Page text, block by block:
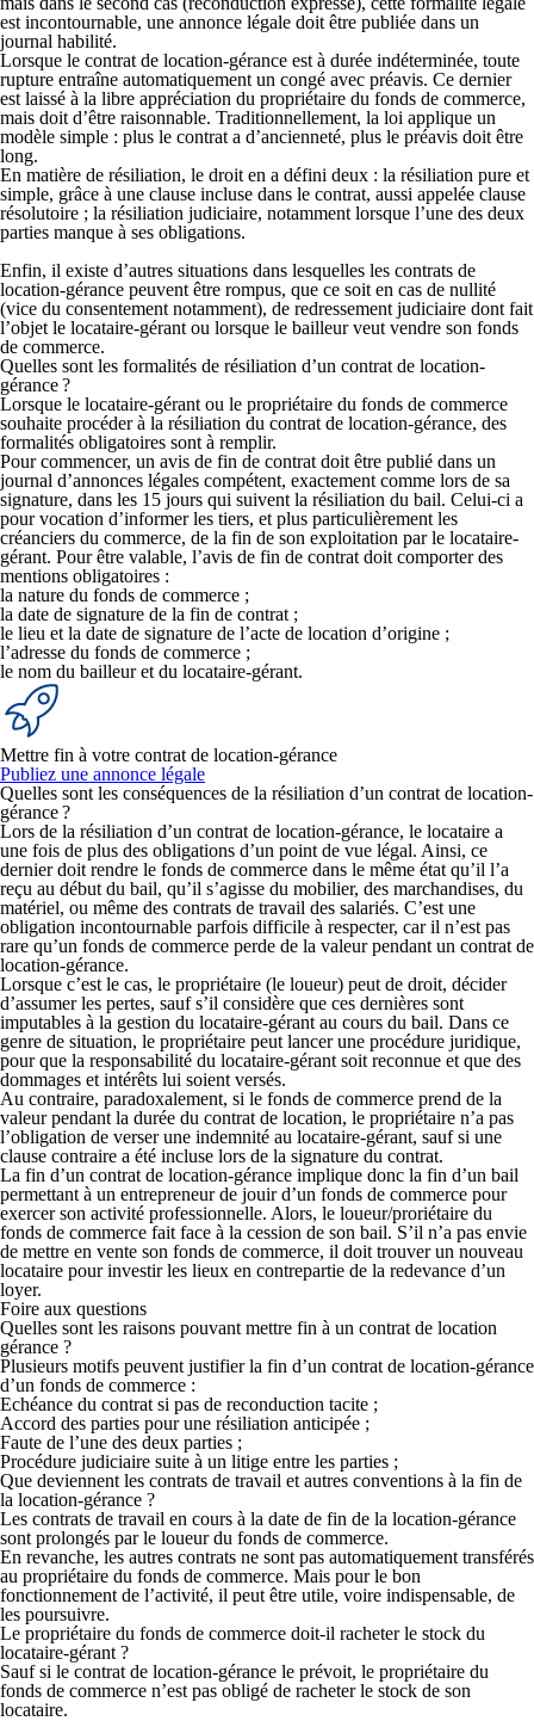
est incontournable, une annonce légale doit être publiée dans un
journal habilité.
Lorsque le contrat de location-gérance est à durée indéterminée, toute
rupture entraîne automatiquement un congé avec préavis. Ce dernier
est laissé à la libre appréciation du propriétaire du fonds de commerce,
mais doit d’être raisonnable. Traditionnellement, la loi applique un
modèle simple : plus le contrat a d’ancienneté, plus le préavis doit être
long.
En matière de résiliation, le droit en a défini deux : la résiliation pure et
simple, grâce à une clause incluse dans le contrat, aussi appelée clause
résolutoire ; la résiliation judiciaire, notamment lorsque l’une des deux
parties manque à ses obligations.
Enfin, il existe d’autres situations dans lesquelles les contrats de
location-gérance peuvent être rompus, que ce soit en cas de nullité
(vice du consentement notamment), de redressement judiciaire dont fait
l’objet le locataire-gérant ou lorsque le bailleur veut vendre son fonds
de commerce.
Quelles sont les formalités de résiliation d’un contrat de location-
gérance ?
Lorsque le locataire-gérant ou le propriétaire du fonds de commerce
souhaite procéder à la résiliation du contrat de location-gérance, des
formalités obligatoires sont à remplir.
Pour commencer, un avis de fin de contrat doit être publié dans un
journal d’annonces légales compétent, exactement comme lors de sa
signature, dans les 15 jours qui suivent la résiliation du bail. Celui-ci a
pour vocation d’informer les tiers, et plus particulièrement les
créanciers du commerce, de la fin de son exploitation par le locataire-
gérant. Pour être valable, l’avis de fin de contrat doit comporter des
mentions obligatoires :
la nature du fonds de commerce ;
la date de signature de la fin de contrat ;
le lieu et la date de signature de l’acte de location d’origine ;
l’adresse du fonds de commerce ;
le nom du bailleur et du locataire-gérant.
Mettre fin à votre contrat de location-gérance
Publiez une annonce légale
Quelles sont les conséquences de la résiliation d’un contrat de location-
gérance ?
Lors de la résiliation d’un contrat de location-gérance, le locataire a
une fois de plus des obligations d’un point de vue légal. Ainsi, ce
dernier doit rendre le fonds de commerce dans le même état qu’il l’a
reçu au début du bail, qu’il s’agisse du mobilier, des marchandises, du
matériel, ou même des contrats de travail des salariés. C’est une
obligation incontournable parfois difficile à respecter, car il n’est pas
rare qu’un fonds de commerce perde de la valeur pendant un contrat de
location-gérance.
Lorsque c’est le cas, le propriétaire (le loueur) peut de droit, décider
d’assumer les pertes, sauf s’il considère que ces dernières sont
imputables à la gestion du locataire-gérant au cours du bail. Dans ce
genre de situation, le propriétaire peut lancer une procédure juridique,
pour que la responsabilité du locataire-gérant soit reconnue et que des
dommages et intérêts lui soient versés.
Au contraire, paradoxalement, si le fonds de commerce prend de la
valeur pendant la durée du contrat de location, le propriétaire n’a pas
l’obligation de verser une indemnité au locataire-gérant, sauf si une
clause contraire a été incluse lors de la signature du contrat.
La fin d’un contrat de location-gérance implique donc la fin d’un bail
permettant à un entrepreneur de jouir d’un fonds de commerce pour
exercer son activité professionnelle. Alors, le loueur/proriétaire du
fonds de commerce fait face à la cession de son bail. S’il n’a pas envie
de mettre en vente son fonds de commerce, il doit trouver un nouveau
locataire pour investir les lieux en contrepartie de la redevance d’un
loyer.
Foire aux questions
Quelles sont les raisons pouvant mettre fin à un contrat de location
gérance ?
Plusieurs motifs peuvent justifier la fin d’un contrat de location-gérance
d’un fonds de commerce :
Echéance du contrat si pas de reconduction tacite ;
Accord des parties pour une résiliation anticipée ;
Faute de l’une des deux parties ;
Procédure judiciaire suite à un litige entre les parties ;
Que deviennent les contrats de travail et autres conventions à la fin de
la location-gérance ?
Les contrats de travail en cours à la date de fin de la location-gérance
sont prolongés par le loueur du fonds de commerce.
En revanche, les autres contrats ne sont pas automatiquement transférés
au propriétaire du fonds de commerce. Mais pour le bon
fonctionnement de l’activité, il peut être utile, voire indispensable, de
les poursuivre.
Le propriétaire du fonds de commerce doit-il racheter le stock du
locataire-gérant ?
Sauf si le contrat de location-gérance le prévoit, le propriétaire du
fonds de commerce n’est pas obligé de racheter le stock de son
locataire.